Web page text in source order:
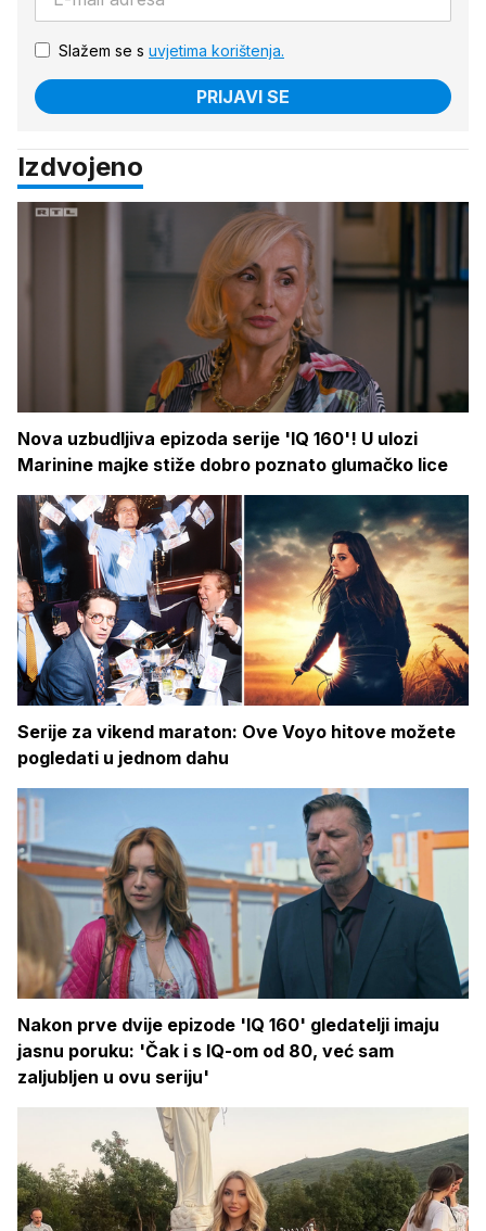
Slažem se s uvjetima korištenja.
PRIJAVI SE
Izdvojeno
Nova uzbudljiva epizoda serije 'IQ 160'! U ulozi
Marinine majke stiže dobro poznato glumačko lice
Serije za vikend maraton: Ove Voyo hitove možete
pogledati u jednom dahu
Nakon prve dvije epizode 'IQ 160' gledatelji imaju
jasnu poruku: 'Čak i s IQ-om od 80, već sam
zaljubljen u ovu seriju'